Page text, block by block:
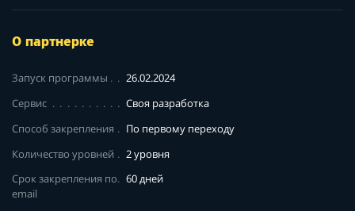
О партнерке
Запуск программы
26.02.2024
Сервис
Своя разработка
Способ закрепления
По первому переходу
Количество уровней
2 уровня
Срок закрепления по
email
60 дней